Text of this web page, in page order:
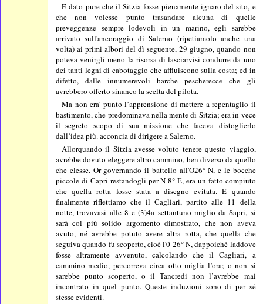
E dato pure che il Sitzia fosse pienamente ignaro del sito, e
che non volesse punto trasandare alcuna di quelle
preveggenze sempre lodevoli in un marino, egli sarebbe
arrivato sull'ancoraggio di Salerno (ripetiamolo anche una
volta) ai primi albori del dì seguente, 29 giugno, quando non
poteva venirgli meno la risorsa di lasciarvisi condurre da uno
dei tanti legni di cabotaggio che affluiscono sulla costa; ed in
difetto, dalle innumerevoli barche pescherecce che gli
avrebbero offerto sinanco la scelta del pilota.
Ma non era' punto l’apprensione di mettere a repentaglio il
bastimento, che predominava nella mente di Sitzia; era in vece
il segreto scopo di sua missione che faceva distoglierlo
dall’idea più. acconcia di dirigere a Salerno.
Allorquando il Sitzia avesse voluto tenere questo viaggio,
avrebbe dovuto eleggere altro cammino, ben diverso da quello
che elesse. Or governando il battello all'O26° N, e le bocche
piccole di Capri restandogli per N 8° E, era un fatto compiuto
che quella rotta fosse stata a disegno evitata. E quando
finalmente riflettiamo che il Cagliari, partito alle 11 della
notte, trovavasi alle 8 e (3)4a settantuno miglio da Sapri, si
sarà col più solido argomento dimostrato, che non aveva
avuto, né avrebbe potuto avere altra rotta, che quella che
seguiva quando fu scoperto, cioè l'0 26° N, dappoiché laddove
fosse altramente avvenuto, calcolando che il Cagliari, a
cammino medio, percorreva circa otto miglia l’ora; o non si
sarebbe punto scoperto, o il Tancredi non l’avrebbe mai
incontrato in quel punto. Queste induzioni sono di per sé
stesse evidenti.